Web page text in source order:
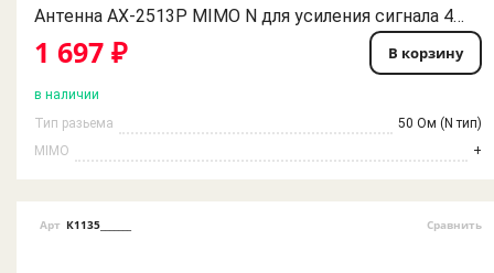
Антенна AX-2513P MIMO N для усиления сигнала 4G мобильного интернета
1 697 ₽ В корзину
в наличии
Тип разьема
50 Ом (N тип)
MIMO
+
Арт К1135_______ Сравнить